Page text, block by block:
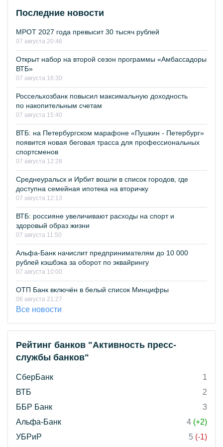
Последние новости
МРОТ 2027 года превысит 30 тысяч рублей
07 августа 20:46
Открыт набор на второй сезон программы «Амбассадоры
ВТБ»
07 августа 16:30
Россельхозбанк повысил максимальную доходность
по накопительным счетам
07 августа 15:40
ВТБ: на Петербургском марафоне «Пушкин - Петербург»
появится новая беговая трасса для профессиональных
спортсменов
07 августа 12:28
Среднеуральск и Ирбит вошли в список городов, где
доступна семейная ипотека на вторичку
07 августа 12:13
ВТБ: россияне увеличивают расходы на спорт и
здоровый образ жизни
07 августа 11:50
Альфа-Банк начислит предпринимателям до 10 000
рублей кэшбэка за оборот по эквайрингу
07 августа 10:00
ОТП Банк включён в белый список Минцифры
06 августа 21:27
Все новости
Рейтинг банков "Активность пресс-
службы банков"
СберБанк
1
ВТБ
2
ББР Банк
3
Альфа-Банк
4 (+2)
УБРиР
5 (-1)